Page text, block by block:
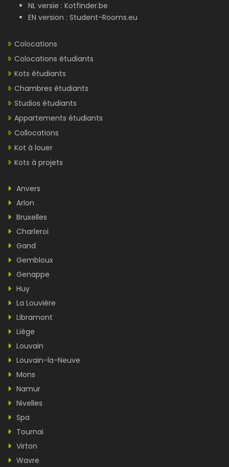
NL versie : Kotfinder.be
EN version : Student-Rooms.eu
Colocations
Colocations étudiants
Kots étudiants
Chambres étudiants
Studios étudiants
Appartements étudiants
Collocations
Kot à louer
Kots à projets
Anvers
Arlon
Bruxelles
Charleroi
Gand
Gembloux
Genappe
Huy
La Louvière
Libramont
Liège
Louvain
Louvain-la-Neuve
Mons
Namur
Nivelles
Spa
Tournai
Virton
Wavre